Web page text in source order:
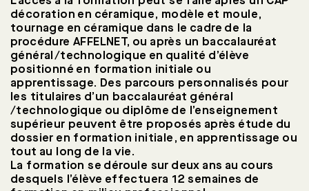
décoration en céramique, modèle et moule,
tournage en céramique dans le cadre de la
procédure AFFELNET, ou après un baccalauréat
général/technologique en qualité d’élève
positionné en formation initiale ou
apprentissage. Des parcours personnalisés pour
les titulaires d’un baccalauréat général
/technologique ou diplôme de l’enseignement
supérieur peuvent être proposés après étude du
dossier en formation initiale, en apprentissage ou
tout au long de la vie.
La formation se déroule sur deux ans au cours
desquels l’élève effectuera 12 semaines de